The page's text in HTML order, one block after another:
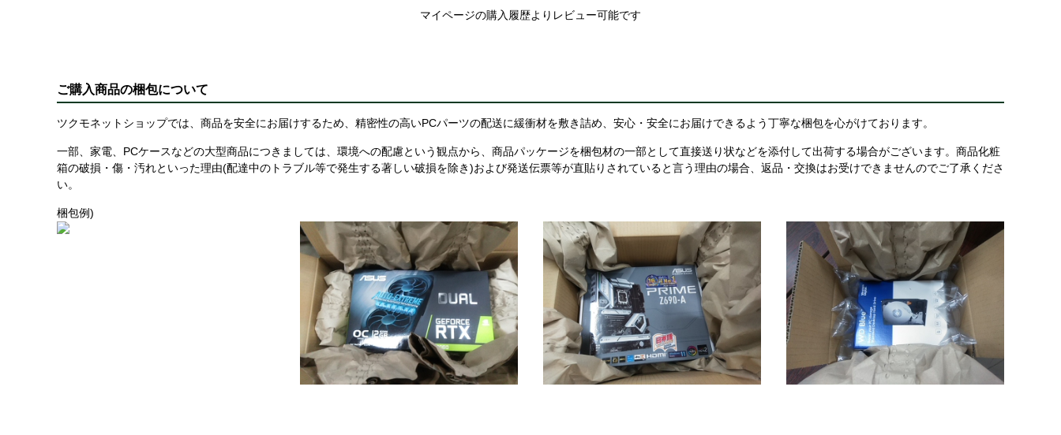
マイページの購入履歴よりレビュー可能です
ご購入商品の梱包について
ツクモネットショップでは、商品を安全にお届けするため、精密性の高いPCパーツの配送に緩衝材を敷き詰め、安心・安全にお届けできるよう丁寧な梱包を心がけております。
一部、家電、PCケースなどの大型商品につきましては、環境への配慮という観点から、商品パッケージを梱包材の一部として直接送り状などを添付して出荷する場合がございます。商品化粧
箱の破損・傷・汚れといった理由(配達中のトラブル等で発生する著しい破損を除き)および発送伝票等が直貼りされていると言う理由の場合、返品・交換はお受けできませんのでご了承くださ
い。
梱包例)